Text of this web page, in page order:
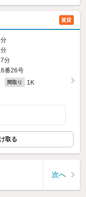
賃貸
分
番26号
間取り 1K
取る
次へ